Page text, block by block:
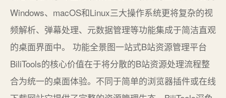
Windows、macOS和Linux三大操作系统更将复杂的视
频解析、弹幕处理、元数据管理等功能集成于简洁直观
的桌面界面中。 功能全景图一站式B站资源管理平台
BiliTools的核心价值在于将分散的B站资源处理流程整
合为统一的桌面体验。不同于简单的浏览器插件或在线